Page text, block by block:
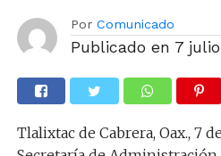
Por Comunicado
Publicado en 7
Tlalixtac de Cabrera, Oax., 7